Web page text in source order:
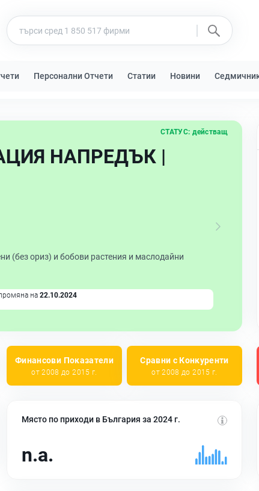
Персонални Отчети Статии Новини
НАПРЕДЪК |
СТАТУС: действащ
(без ориз) и бобови растения и маслодайни
на 22.10.2024
Финансови Показатели
от 2008 до 2015 г.
Сравни с Конкуренти
от 2008 до 2015 г.
Място по приходи в България за 2024 г.
n.a.